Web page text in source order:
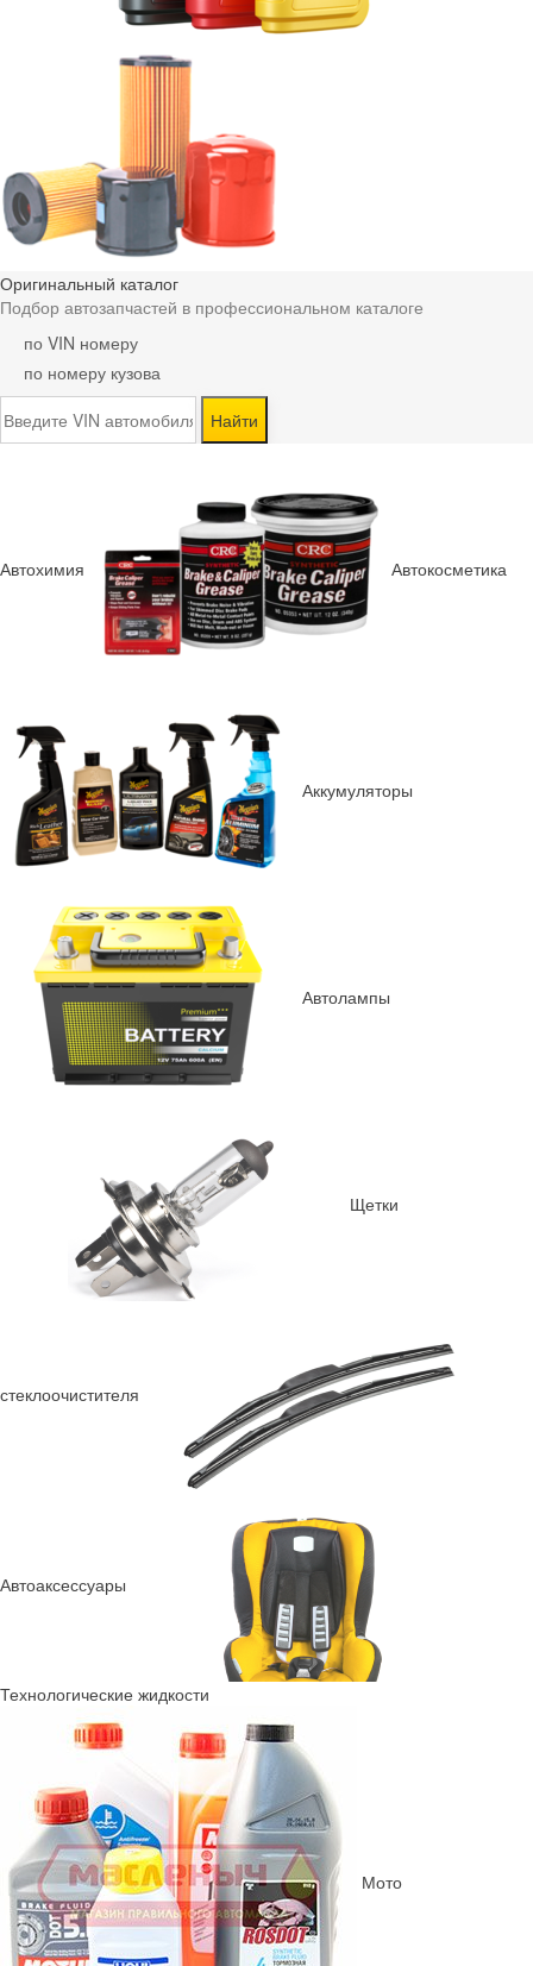
Оригинальный каталог
Подбор автозапчастей в профессиональном каталоге
по VIN номеру
по номеру кузова
Найти
Автохимия Автокосметика
Аккумуляторы
Автолампы
Щетки
стеклоочистителя
Автоаксессуары
Технологические жидкости
Мото